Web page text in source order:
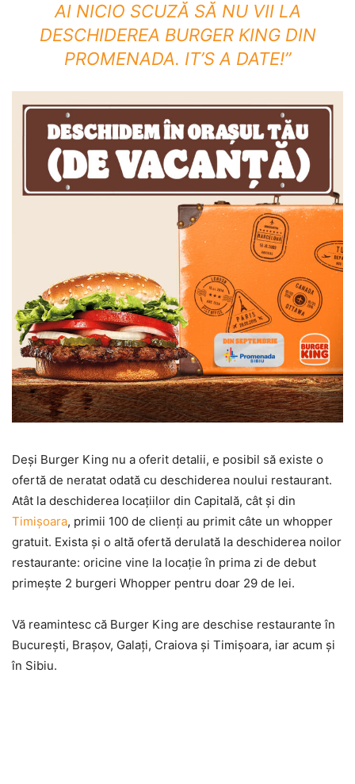
AI NICIO SCUZĂ SĂ NU VII LA
DESCHIDEREA BURGER KING DIN
PROMENADA. IT’S A DATE!”
Deși Burger King nu a oferit detalii, e posibil să existe o
ofertă de neratat odată cu deschiderea noului restaurant.
Atât la deschiderea locațiilor din Capitală, cât și din
Timișoara, primii 100 de clienți au primit câte un whopper
gratuit. Exista și o altă ofertă derulată la deschiderea noilor
restaurante: oricine vine la locație în prima zi de debut
primește 2 burgeri Whopper pentru doar 29 de lei.
Vă reamintesc că Burger King are deschise restaurante în
București, Brașov, Galați, Craiova și Timișoara, iar acum și
în Sibiu.